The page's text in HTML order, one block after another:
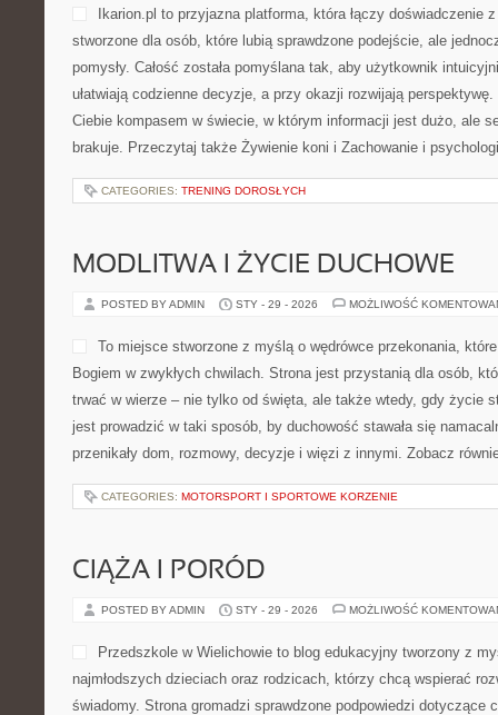
Ikarion.pl to przyjazna platforma, która łączy doświadczenie
stworzone dla osób, które lubią sprawdzone podejście, ale
pomysły. Całość została pomyślana tak, aby użytkownik
ułatwiają codzienne decyzje, a przy okazji rozwijają
Ciebie kompasem w świecie, w którym informacji jest dużo, ale
brakuje. Przeczytaj także Żywienie koni i Zachowanie i
CATEGORIES: TRENING DOROSŁYCH
MODLITWA I ŻYCIE DUCHOWE
POSTED BY ADMIN STY - 29 - 2026 MOŻLIWOŚĆ
To miejsce stworzone z myślą o wędrówce przekonania,
Bogiem w zwykłych chwilach. Strona jest przystanią dla osób,
trwać w wierze – nie tylko od święta, ale także wtedy, gdy życie
jest prowadzić w taki sposób, by duchowość stawała się
przenikały dom, rozmowy, decyzje i więzi z innymi. Zobacz
CATEGORIES: MOTORSPORT I SPORTOWE KORZENIE
CIĄŻA I PORÓD
POSTED BY ADMIN STY - 29 - 2026 MOŻLIWOŚĆ
Przedszkole w Wielichowie to blog edukacyjny tworzony z
najmłodszych dzieciach oraz rodzicach, którzy chcą wspierać
świadomy. Strona gromadzi sprawdzone podpowiedzi dotyczące